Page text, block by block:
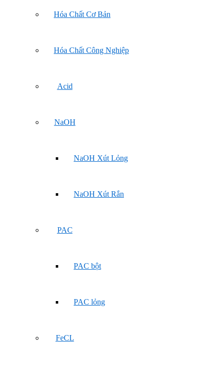
Hóa Chất Cơ Bản
Hóa Chất Công Nghiệp
Acid
NaOH
NaOH Xút Lỏng
NaOH Xút Rắn
PAC
PAC bột
PAC lỏng
FeCL